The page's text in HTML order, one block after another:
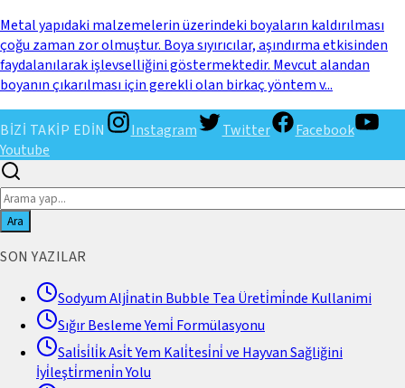
Metal yapıdaki malzemelerin üzerindeki boyaların kaldırılması
çoğu zaman zor olmuştur. Boya sıyırıcılar, aşındırma etkisinden
faydalanılarak işlevselliğini göstermektedir. Mevcut alandan
boyanın çıkarılması için gerekli olan birkaç yöntem v...
BİZİ TAKİP EDİN Instagram Twitter
Facebook
Youtube
Ara
SON YAZILAR
Sodyum Alji̇natin Bubble Tea Üreti̇mi̇nde Kullanimi
Sığır Besleme Yemi̇ Formülasyonu
Sali̇si̇li̇k Asi̇t Yem Kali̇tesi̇ni̇ ve Hayvan Sağliğini
İyi̇leşti̇rmeni̇n Yolu